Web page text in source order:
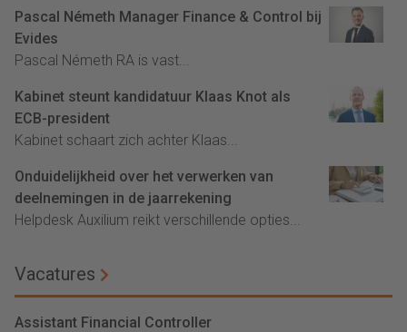
Pascal Németh Manager Finance & Control bij
Evides
Pascal Németh RA is vast...
Kabinet steunt kandidatuur Klaas Knot als
ECB-president
Kabinet schaart zich achter Klaas...
Onduidelijkheid over het verwerken van
deelnemingen in de jaarrekening
Helpdesk Auxilium reikt verschillende opties...
Vacatures
Assistant Financial Controller